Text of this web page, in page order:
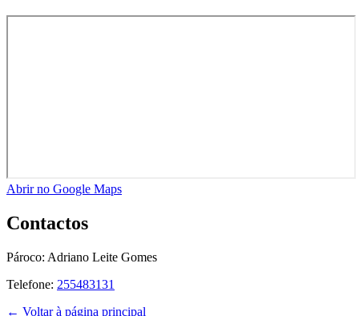
Abrir no Google Maps
Contactos
Pároco: Adriano Leite Gomes
Telefone: 255483131
← Voltar à página principal